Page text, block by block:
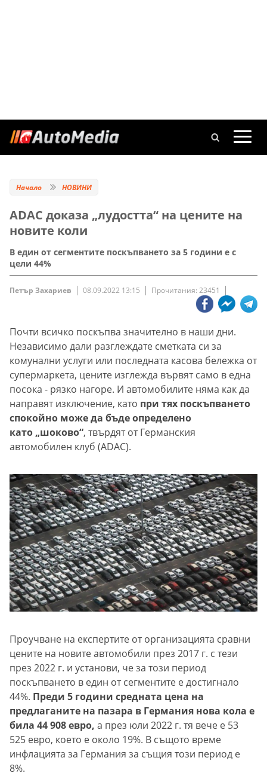
Начало НОВИНИ
ADAC доказа „лудостта“ на цените на
новите коли
В един от сегментите поскъпването за 5 години е с
цели 44%
Петър Захариев 08.09.2022 13:15 Прочитания: 23451
Почти всичко поскъпва значително в наши дни.
Независимо дали разглеждате сметката си за
комунални услуги или последната касова бележка от
супермаркета, цените изглежда вървят само в една
посока - рязко нагоре. И автомобилите няма как да
направят изключение, като при тях поскъпването
спокойно може да бъде определено
като „шоково“, твърдят от Германския
автомобилен клуб (ADAC).
Проучване на експертите от организацията сравни
цените на новите автомобили през 2017 г. с тези
през 2022 г. и установи, че за този период
поскъпването в един от сегментите е достигнало
44%. Преди 5 години средната цена на
предлаганите на пазара в Германия нова кола е
била 44 908 евро, а през юли 2022 г. тя вече е 53
525 евро, което е около 19%. В същото време
инфлацията за Германия за същия този период е
8%.